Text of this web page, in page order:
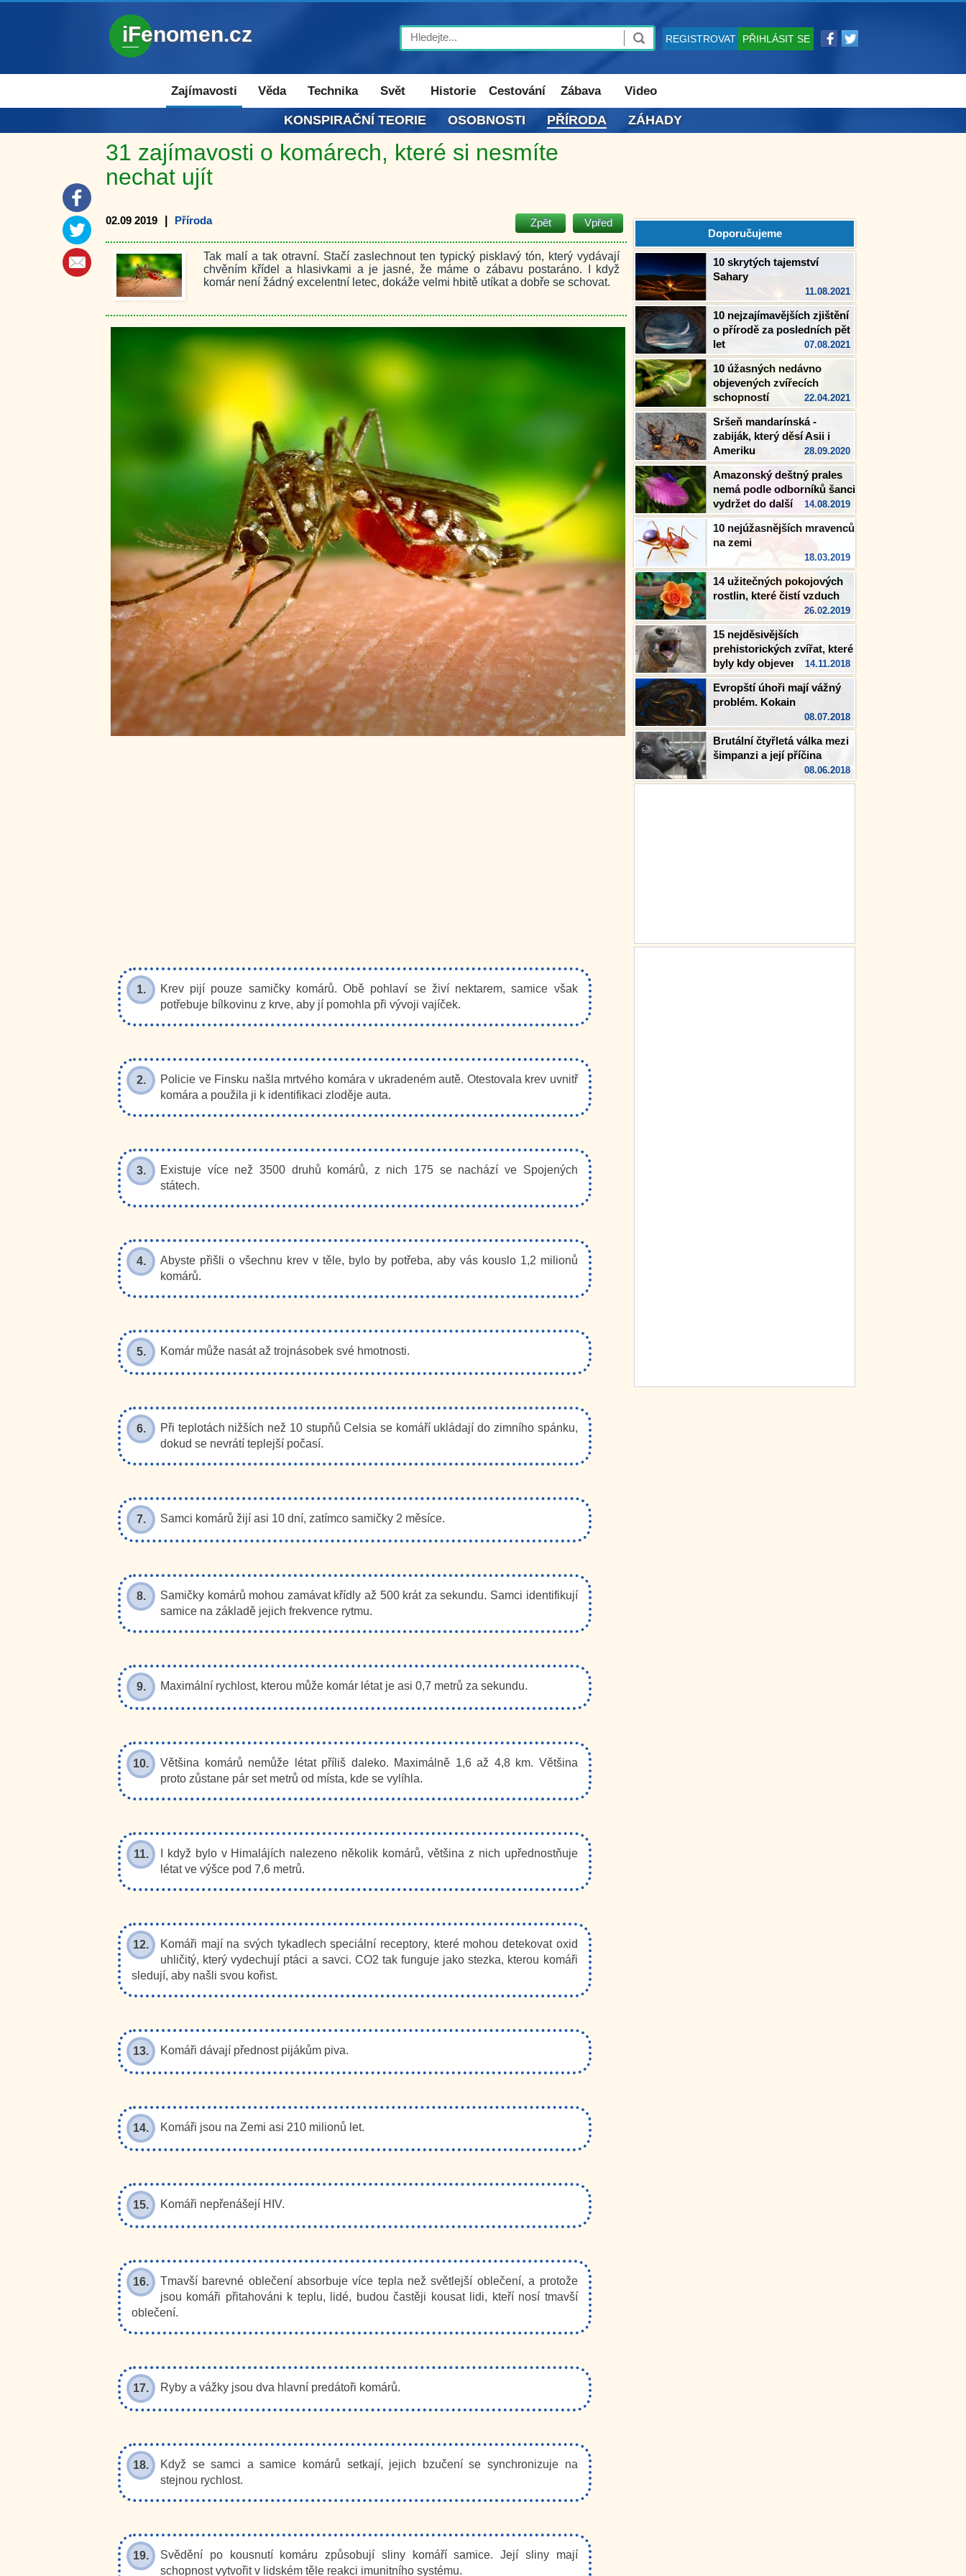
iFenomen.cz REGISTROVAT PŘIHLÁSIT SE
Search
Zajímavosti Věda Technika Svět Historie Cestování Zábava Video
KONSPIRAČNÍ TEORIE OSOBNOSTI PŘÍRODA ZÁHADY
Doporučujeme
10 skrytých tajemství
Sahary
11.08.2021
10 nejzajímavějších zjištění
o přírodě za posledních pět
let
07.08.2021
10 úžasných nedávno
objevených zvířecích
schopností
22.04.2021
Sršeň mandarínská -
zabiják, který děsí Asii i
Ameriku
28.09.2020
Amazonský deštný prales
nemá podle odborníků šanci
vydržet do dalšího století
14.08.2019
10 nejúžasnějších mravenců
na zemi
18.03.2019
14 užitečných pokojových
rostlin, které čistí vzduch
26.02.2019
15 nejděsivějších
prehistorických zvířat, které
byly kdy objeveny
14.11.2018
Evropští úhoři mají vážný
problém. Kokain
08.07.2018
Brutální čtyřletá válka mezi
šimpanzi a její příčina
08.06.2018
31 zajímavosti o komárech, které si nesmíte
nechat ujít
Zpět Vpřed
02.09 2019 Příroda
Tak malí a tak otravní. Stačí zaslechnout ten typický pisklavý tón, který vydávají
chvěním křídel a hlasivkami a je jasné, že máme o zábavu postaráno. I když
komár není žádný excelentní letec, dokáže velmi hbitě utíkat a dobře se schovat.
1.
Krev pijí pouze samičky komárů. Obě pohlaví se živí nektarem, samice však
potřebuje bílkovinu z krve, aby jí pomohla při vývoji vajíček.
2.
Policie ve Finsku našla mrtvého komára v ukradeném autě. Otestovala krev uvnitř
komára a použila ji k identifikaci zloděje auta.
3.
Existuje více než 3500 druhů komárů, z nich 175 se nachází ve Spojených
státech.
4.
Abyste přišli o všechnu krev v těle, bylo by potřeba, aby vás kouslo 1,2 milionů
komárů.
5. Komár může nasát až trojnásobek své hmotnosti.
6.
Při teplotách nižších než 10 stupňů Celsia se komáří ukládají do zimního spánku,
dokud se nevrátí teplejší počasí.
7. Samci komárů žijí asi 10 dní, zatímco samičky 2 měsíce.
8.
Samičky komárů mohou zamávat křídly až 500 krát za sekundu. Samci identifikují
samice na základě jejich frekvence rytmu.
9. Maximální rychlost, kterou může komár létat je asi 0,7 metrů za sekundu.
10.
Většina komárů nemůže létat příliš daleko. Maximálně 1,6 až 4,8 km. Většina
proto zůstane pár set metrů od místa, kde se vylíhla.
11.
I když bylo v Himalájích nalezeno několik komárů, většina z nich upřednostňuje
létat ve výšce pod 7,6 metrů.
12.
Komáři mají na svých tykadlech speciální receptory, které mohou detekovat oxid
uhličitý, který vydechují ptáci a savci. CO2 tak funguje jako stezka, kterou komáři
sledují, aby našli svou kořist.
13. Komáři dávají přednost pijákům piva.
14. Komáři jsou na Zemi asi 210 milionů let.
15. Komáři nepřenášejí HIV.
16.
Tmavší barevné oblečení absorbuje více tepla než světlejší oblečení, a protože
jsou komáři přitahováni k teplu, lidé, budou častěji kousat lidi, kteří nosí tmavší
oblečení.
17. Ryby a vážky jsou dva hlavní predátoři komárů.
18.
Když se samci a samice komárů setkají, jejich bzučení se synchronizuje na
stejnou rychlost.
19.
Svědění po kousnutí komáru způsobují sliny komáří samice. Její sliny mají
schopnost vytvořit v lidském těle reakci imunitního systému.